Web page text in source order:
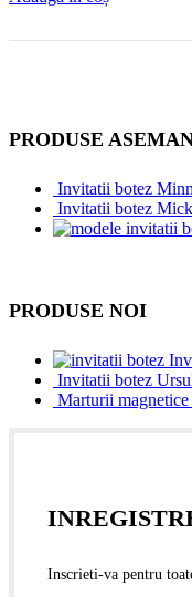
PRODUSE
Invitatii botez
Invitatii botez
PRODUSE NOI
Invitatii botez
Marturii
Inscrieti-va pentru